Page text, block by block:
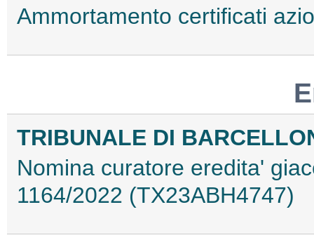
Ammortamento certificati
TRIBUNALE DI
Nomina curatore eredita'
1164/2022 (TX23ABH4747)